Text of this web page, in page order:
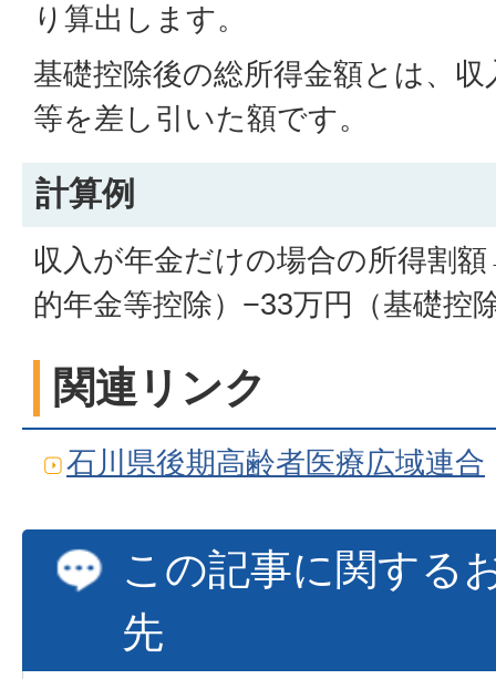
り算出します。
基礎控除後の総所得金額とは、
等を差し引いた額です。
計算例
収入が年金だけの場合の所得割
的年金等控除）−33万円（基礎控
関連リンク
石川県後期高齢者医療広域連合
この記事に関する
先